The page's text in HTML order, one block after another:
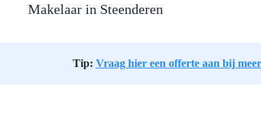
Makelaar in Steenderen
Tip: Vraag hier een offerte aan bij